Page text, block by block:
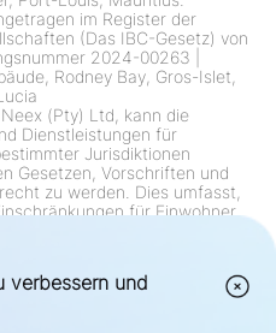
im Register der
(Das IBC-Gesetz) von
2024-00263
Rodney Bay, Gros-Islet,
(Pty) Ltd, kann die
Dienstleistungen für
Jurisdiktionen
Gesetzen, Vorschriften und
zu werden. Dies umfasst,
für Einwohner
kontinuierlich gemäß den
verbessern und